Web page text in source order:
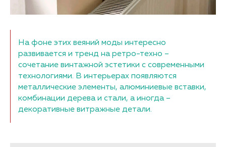
На фоне этих веяний моды интересно
развивается и тренд на ретро-техно –
сочетание винтажной эстетики с современными
технологиями. В интерьерах появляются
металлические элементы, алюминиевые вставки,
комбинации дерева и стали, а иногда –
декоративные витражные детали.